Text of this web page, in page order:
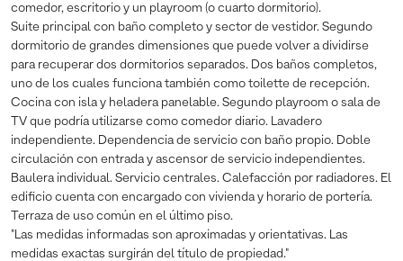
comedor, escritorio y un playroom (o cuarto dormitorio).
Suite principal con baño completo y sector de vestidor. Segundo
dormitorio de grandes dimensiones que puede volver a dividirse
para recuperar dos dormitorios separados. Dos baños completos,
uno de los cuales funciona también como toilette de recepción.
Cocina con isla y heladera panelable. Segundo playroom o sala de
TV que podría utilizarse como comedor diario. Lavadero
independiente. Dependencia de servicio con baño propio. Doble
circulación con entrada y ascensor de servicio independientes.
Baulera individual. Servicio centrales. Calefacción por radiadores. El
edificio cuenta con encargado con vivienda y horario de portería.
Terraza de uso común en el último piso.
"Las medidas informadas son aproximadas y orientativas. Las
medidas exactas surgirán del título de propiedad."